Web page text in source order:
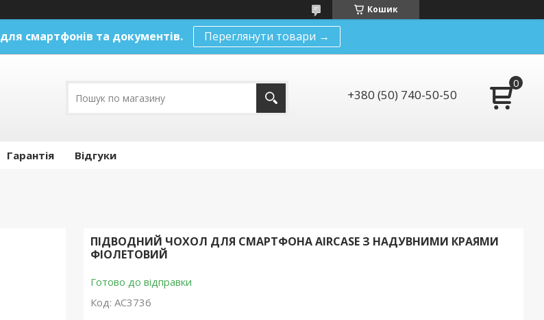
Кошик
для смартфонів та документів. Переглянути товари →
+380 (50) 740-50-50
Гарантія Відгуки
ПІДВОДНИЙ ЧОХОЛ ДЛЯ СМАРТФОНА AIRCASE З НАДУВНИМИ КРАЯМИ
ФІОЛЕТОВИЙ
Готово до відправки
Код: AC3736